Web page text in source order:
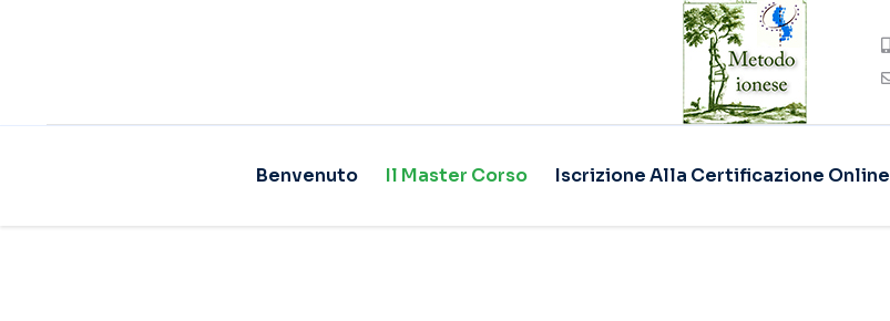
Benvenuto Il Master Corso Iscrizione Alla Certificazione Online